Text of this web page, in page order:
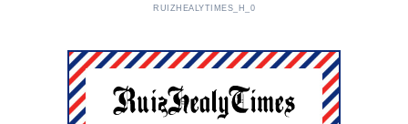
RUIZHEALYTIMES_H_0